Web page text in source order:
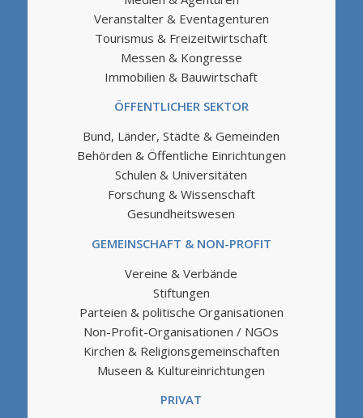
Veranstalter & Eventagenturen
Tourismus & Freizeitwirtschaft
Messen & Kongresse
Immobilien & Bauwirtschaft
ÖFFENTLICHER SEKTOR
Bund, Länder, Städte & Gemeinden
Behörden & Öffentliche Einrichtungen
Schulen & Universitäten
Forschung & Wissenschaft
Gesundheitswesen
GEMEINSCHAFT & NON-PROFIT
Vereine & Verbände
Stiftungen
Parteien & politische Organisationen
Non-Profit-Organisationen / NGOs
Kirchen & Religionsgemeinschaften
Museen & Kultureinrichtungen
PRIVAT